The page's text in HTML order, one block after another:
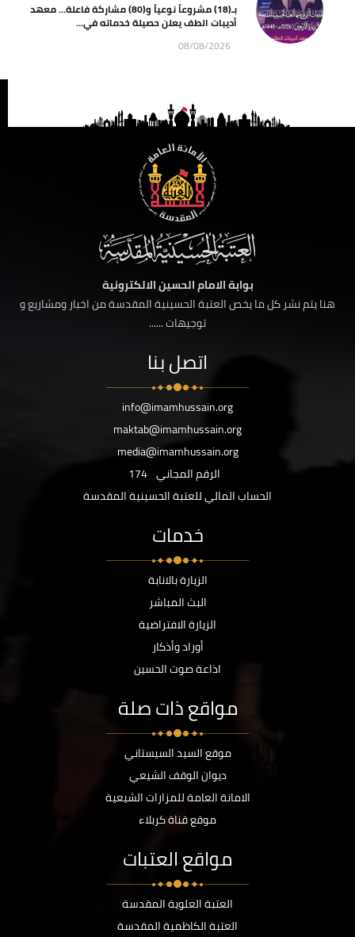
بـ(18) مشروعاً نوعياً و(80) مشاركة فاعلة… معهد
أديبات الطف يعلن حصيلة خدماته في...
08/08/2026
بوابة الامام الحسين الالكترونية
هنا يتم نشر كل ما يخص العتبة الحسينية المقدسة من اخبار ومشاريع و
توجيهات ......
اتصل بنا
info@imamhussain.org
maktab@imamhussain.org
media@imamhussain.org
الرقم المجاني 174
الحساب المالي للعتبة الحسينية المقدسة
خدمات
الزيارة بالانابة
البث المباشر
الزيارة الافتراضية
أوراد وأذكار
اذاعة صوت الحسين
مواقع ذات صلة
موقع السيد السيستاني
ديوان الوقف الشيعي
الامانة العامة للمزارات الشيعية
موقع قناة كربلاء
مواقع العتبات
العتبة العلوية المقدسة
العتبة الكاظمية المقدسة